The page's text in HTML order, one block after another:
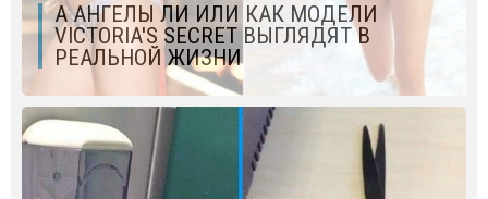
А АНГЕЛЫ ЛИ ИЛИ КАК МОДЕЛИ
VICTОRIA'S SECRET ВЫГЛЯДЯТ В
РЕАЛЬНОЙ ЖИЗНИ